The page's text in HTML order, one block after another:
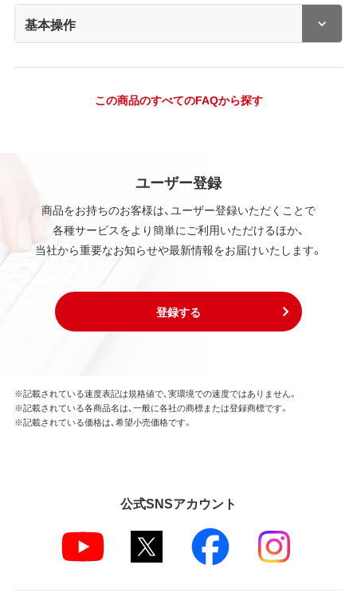
基本操作
この商品のすべてのFAQから探す
ユーザー登録
商品をお持ちのお客様は、ユーザー登録いただくことで
各種サービスをより簡単にご利用いただけるほか、
当社から重要なお知らせや最新情報をお届けいたします。
登録する
※記載されている速度表記は規格値で、実環境での速度ではありません。
※記載されている各商品名は、一般に各社の商標または登録商標です。
※記載されている価格は、希望小売価格です。
公式SNSアカウント